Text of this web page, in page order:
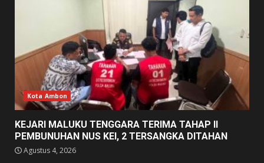
Kota Ambon
KEJARI MALUKU TENGGARA TERIMA TAHAP II
PEMBUNUHAN NUS KEI, 2 TERSANGKA DITAHAN
Agustus 4, 2026